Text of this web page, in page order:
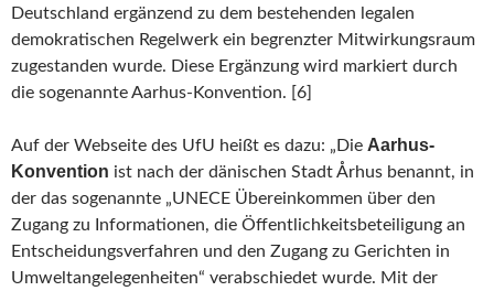
Deutschland ergänzend zu dem bestehenden legalen
demokratischen Regelwerk ein begrenzter Mitwirkungsraum
zugestanden wurde. Diese Ergänzung wird markiert durch
die sogenannte Aarhus-Konvention. [6]
Auf der Webseite des UfU heißt es dazu: „Die Aarhus-
Konvention ist nach der dänischen Stadt Århus benannt, in
der das sogenannte „UNECE Übereinkommen über den
Zugang zu Informationen, die Öffentlichkeitsbeteiligung an
Entscheidungsverfahren und den Zugang zu Gerichten in
Umweltangelegenheiten“ verabschiedet wurde. Mit der